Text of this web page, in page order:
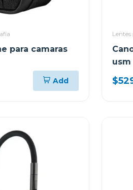
para camaras
Add
usm